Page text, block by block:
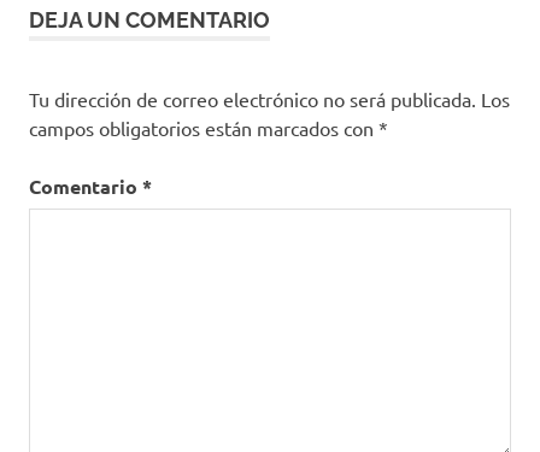
DEJA UN COMENTARIO
Tu dirección de correo electrónico no será publicada. Los
campos obligatorios están marcados con *
Comentario *